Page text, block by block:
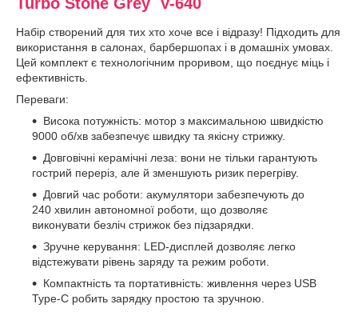
Набір створений для тих хто хоче все і відразу! Підходить для
використання в салонах, барбершопах і в домашніх умовах.
Цей комплект є технологічним проривом, що поєднує міць і
ефективність.
Переваги:
Висока потужність: мотор з максимальною швидкістю
9000 об/хв забезпечує швидку та якісну стрижку.
Довговічні керамічні леза: вони не тільки гарантують
гострий переріз, але й зменшують ризик перегріву.
Довгий час роботи: акумулятори забезпечують до
240 хвилин автономної роботи, що дозволяє
виконувати безліч стрижок без підзарядки.
Зручне керування: LED-дисплей дозволяє легко
відстежувати рівень заряду та режим роботи.
Компактність та портативність: живлення через USB
Type-C робить зарядку простою та зручною.